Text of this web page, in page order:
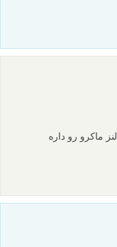
ماکرو رو داره